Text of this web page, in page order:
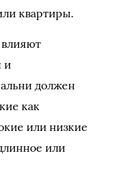
квартиры.
и
должен
как
или низкие
или